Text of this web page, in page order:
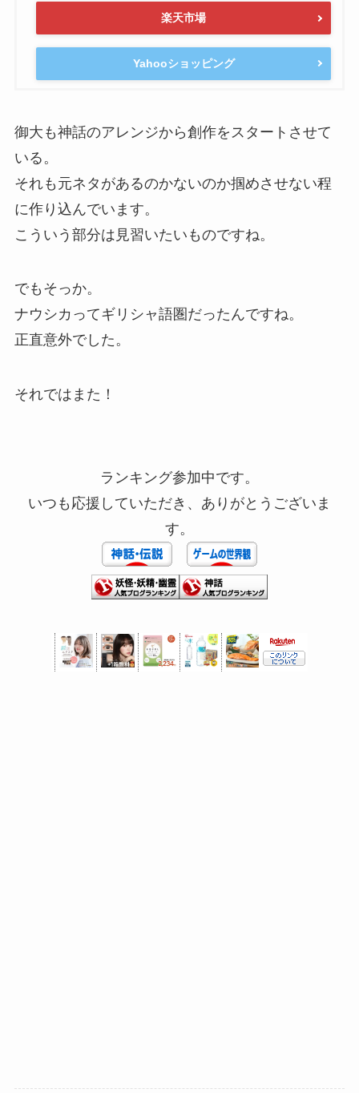
楽天市場
Yahooショッピング
御大も神話のアレンジから創作をスタートさせて
いる。
それも元ネタがあるのかないのか掴めさせない程
に作り込んでいます。
こういう部分は見習いたいものですね。
でもそっか。
ナウシカってギリシャ語圏だったんですね。
正直意外でした。
それではまた！
ランキング参加中です。
いつも応援していただき、ありがとうございま
す。